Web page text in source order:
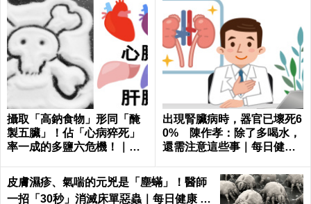
攝取「高鈉食物」形同「醃
製五臟」！佔「心病猝死」
率一成的多鹽六危機！｜每
出現腎臟病時，器官已壞死6
0% 陳作孝：除了多喝水，
還需注意這些事｜每日健康
皮膚濕疹、氣喘的元兇是「塵蟎」！醫師
一招「30秒」消滅床單惡蟲｜每日健康 H